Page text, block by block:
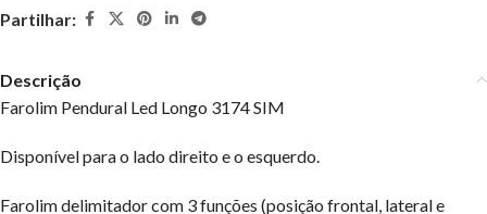
Partilhar:
Descrição
Farolim Pendural Led Longo 3174 SIM
Disponível para o lado direito e o esquerdo.
Farolim delimitador com 3 funções (posição frontal, lateral e